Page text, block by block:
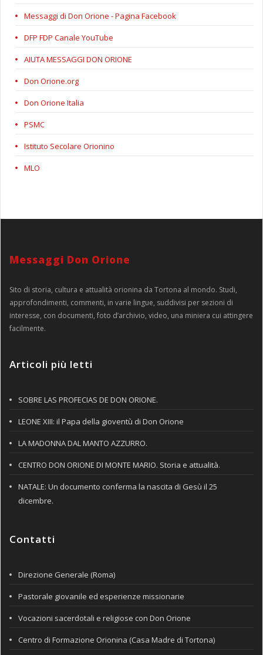
Messaggi di Don Orione - Pagina Facebook
DFP FDP Canale YouTube
AIUTA MESSAGGI DON ORIONE
Don Orione.org
Don Orione Italia
PSMC
Istituto Secolare Orionino
MLO
Messaggi Don Orione
Sito di storia, cultura e attualità orionina da Tortona al mondo. Studi,
approfondimenti, commenti, in varie lingue, suddivisi per sezioni di
interesse, con documenti, foto d’archivio, video, una miniera cui attingere
facilmente.
Articoli più letti
SOBRE LAS PROFECIAS DE DON ORIONE.
LEONE XIII: il Papa della gioventù di Don Orione
LA MADONNA DAL MANTO AZZURRO.
CENTRO DON ORIONE DI MONTE MARIO. Storia e attualità.
NATALE: Un documento conferma la nascita di Gesù il 25
dicembre.
Contatti
Direzione Generale (Roma)
Pastorale giovanile ed esperienze missionarie
Vocazioni sacerdotali e religiose con Don Orione
Centro di Formazione Orionina (Casa Madre di Tortona)